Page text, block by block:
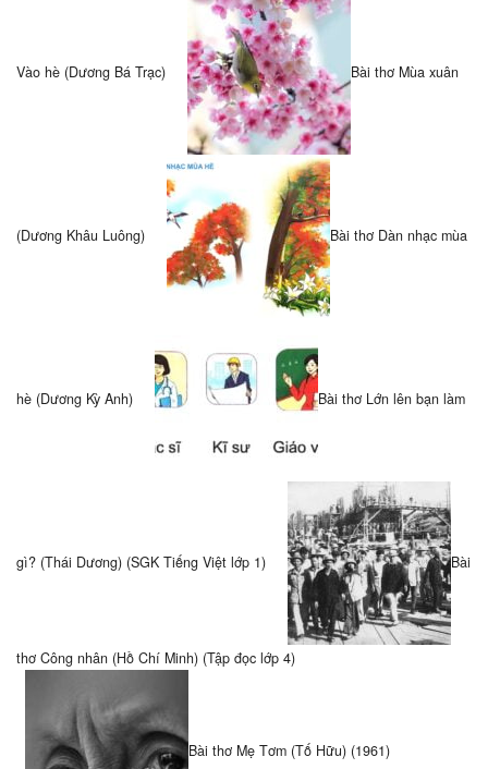
Vào hè (Dương Bá Trạc) Bài thơ Mùa xuân
(Dương Khâu Luông) Bài thơ Dàn nhạc mùa
hè (Dương Kỳ Anh) Bài thơ Lớn lên bạn làm
gì? (Thái Dương) (SGK Tiếng Việt lớp 1) Bài
thơ Công nhân (Hồ Chí Minh) (Tập đọc lớp 4)
Bài thơ Mẹ Tơm (Tố Hữu) (1961)